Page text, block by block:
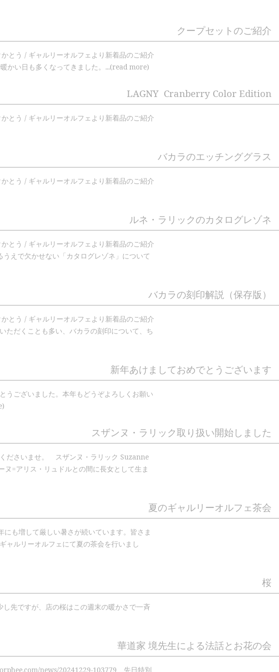
クープセットのご紹介
とう / ギャルリーオルフェより新着品のご紹介
かい日も多くなってきました。...(read more)
LAGNY Cranberry Color Edition
とう / ギャルリーオルフェより新着品のご紹介
バカラのエッチンググラス
とう / ギャルリーオルフェより新着品のご紹介
ルネ・ラリックのカタログレゾネ
とう / ギャルリーオルフェより新着品のご紹介
えで欠かせない「カタログレゾネ」について
バカラの刻印解説（保存版）
とう / ギャルリーオルフェより新着品のご紹介
ただくことも多い、バカラの刻印について、ち
新年あけましておめでとうございます
うございました。本年もどうぞよろしくお願い
スザンヌ・ラリック取り扱い開始しました
ださいませ。 スザンヌ・ラリック Suzanne
ス・リュドルとの間に長女として生ま
夏のギャルリーオルフェ茶会
も増して厳しい暑さが続いています。皆さま
ルリーオルフェにて夏の茶会を行いまし
桜
先ですが、店の桜はこの週末の暖かさで一斉
華道家 境先生による法話とお花の会
news/20241229-103779 先日特別